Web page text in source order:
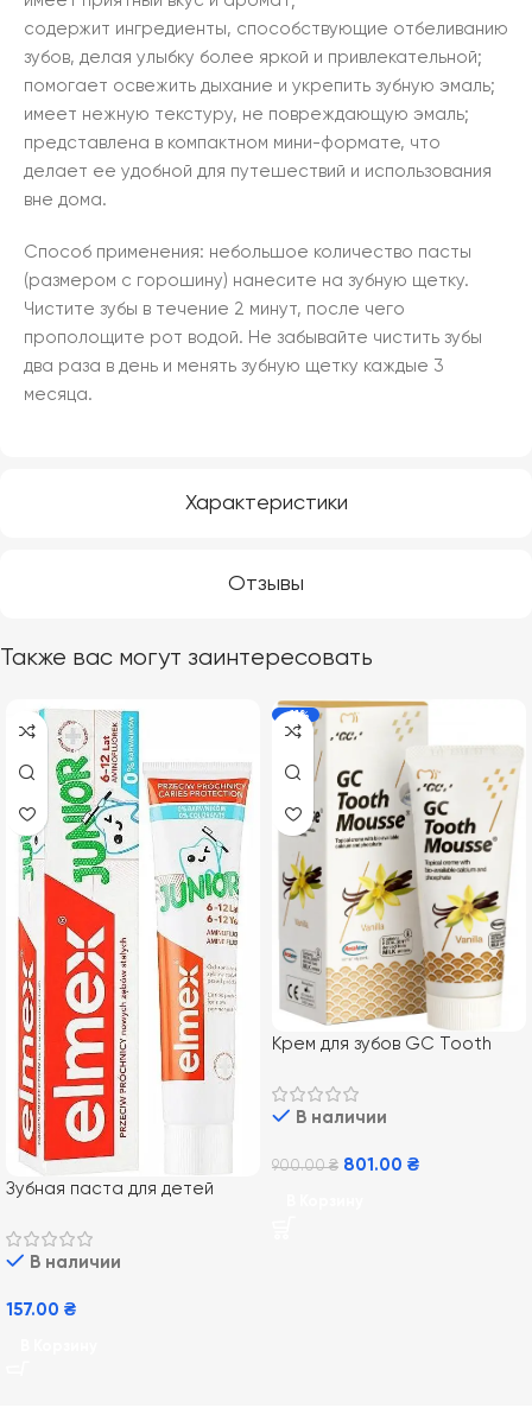
Характеристики
Отзывы
содержит ингредиенты, способствующие отбеливанию
зубов, делая улыбку более яркой и привлекательной;
помогает освежить дыхание и укрепить зубную эмаль;
имеет нежную текстуру, не повреждающую эмаль;
представлена в компактном мини-формате, что
делает ее удобной для путешествий и использования
вне дома.
Способ применения: небольшое количество пасты
(размером с горошину) нанесите на зубную щетку.
Чистите зубы в течение 2 минут, после чего
прополощите рот водой. Не забывайте чистить зубы
два раза в день и менять зубную щетку каждые 3
месяца.
Также вас могут заинтересовать
Зубная паста для детей
75 мл
В наличии
157.00 ₴
-11%
Крем для зубов GC Tooth
Ванильный
В наличии
900.00₴ 801.00 ₴